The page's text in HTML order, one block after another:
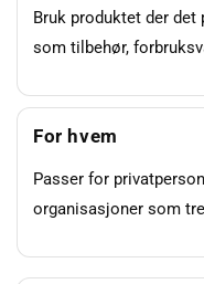
Bruk produktet der det
som tilbehør,
For hvem
Passer for
organisasjoner som